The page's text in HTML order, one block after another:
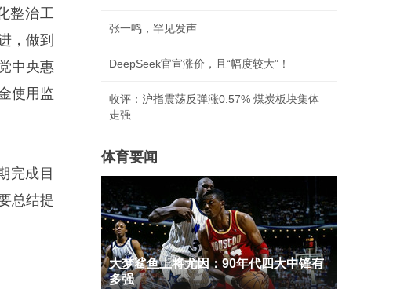
整治工
，做到
中央惠
使用监
完成目
总结提
张一鸣，罕见发声
DeepSeek官宣涨价，且“幅度较大”！
收评：沪指震荡反弹涨0.57% 煤炭板块集体
走强
体育要闻
大梦鲨鱼上将尤因：90年代四大中锋有
多强